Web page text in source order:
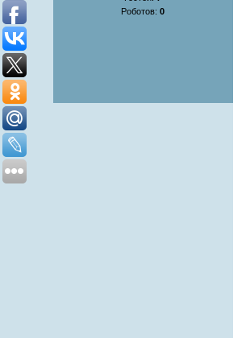
Роботов:0